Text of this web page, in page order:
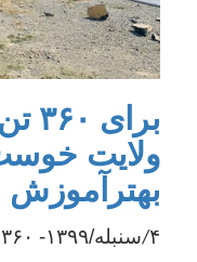
ولایت
۴/